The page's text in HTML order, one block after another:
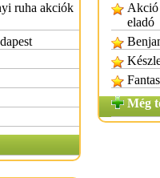
ruha akciók
Akció
eladó
Még